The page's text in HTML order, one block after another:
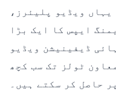
ویڈیو پلیئرز،
ایپس کا ایک بڑا
ڈیفینیشن ویڈیو
ٹولز تک سب کچھ
حاصل کر سکتے ہیں۔